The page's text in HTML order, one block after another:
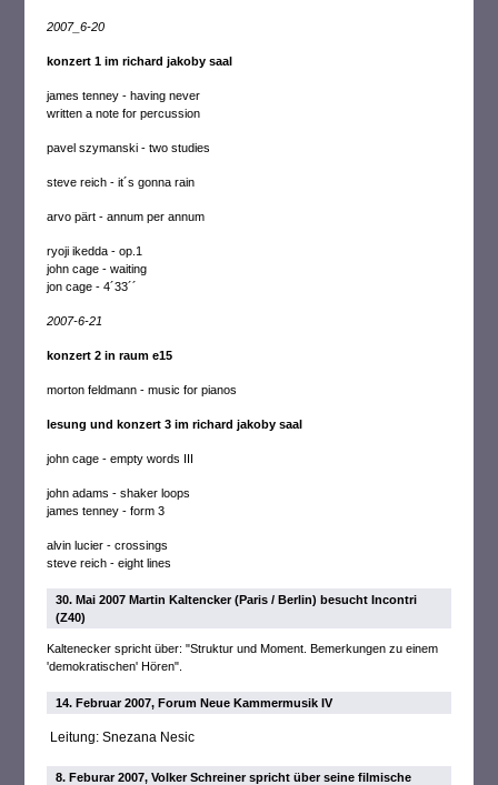
2007_6-20
konzert 1 im richard jakoby saal
james tenney - having never
written a note for percussion
pavel szymanski - two studies
steve reich - it´s gonna rain
arvo pärt - annum per annum
ryoji ikedda - op.1
john cage - waiting
jon cage - 4´33´´
2007-6-21
konzert 2 in raum e15
morton feldmann - music for pianos
lesung und konzert 3 im richard jakoby saal
john cage - empty words III
john adams - shaker loops
james tenney - form 3
alvin lucier - crossings
steve reich - eight lines
30. Mai 2007 Martin Kaltencker (Paris / Berlin) besucht Incontri
(Z40)
Kaltenecker spricht über: "Struktur und Moment. Bemerkungen zu einem
'demokratischen' Hören".
14. Februar 2007, Forum Neue Kammermusik IV
Leitung: Snezana Nesic
8. Feburar 2007, Volker Schreiner spricht über seine filmische